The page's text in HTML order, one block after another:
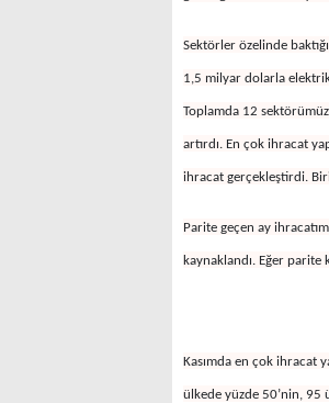
Sektörler özelinde
1,5 milyar dolarla
Toplamda 12 sektörümüz
artırdı. En çok ihracat
ihracat gerçekleştirdi.
Parite geçen ay
kaynaklandı. Eğer parite
Kasımda en çok ihracat
ülkede yüzde 50’nin, 95